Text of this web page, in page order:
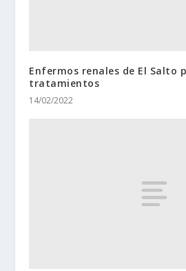
Enfermos renales de El Salto
tratamientos
14/02/2022